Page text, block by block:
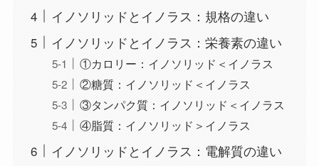
イノソリッドとイノラス：規格の違い
イノソリッドとイノラス：栄養素の違い
①カロリー：イノソリッド＜イノラス
②糖質：イノソリッド＜イノラス
③タンパク質：イノソリッド＜イノラス
④脂質：イノソリッド＞イノラス
イノソリッドとイノラス：電解質の違い